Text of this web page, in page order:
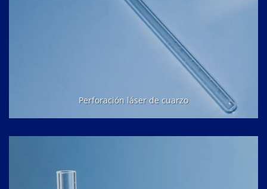
Perforación láser de cuarzo